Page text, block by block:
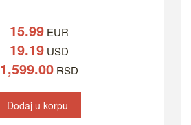
15.99EUR
19.19USD
1,599.00RSD
Dodaj u korpu